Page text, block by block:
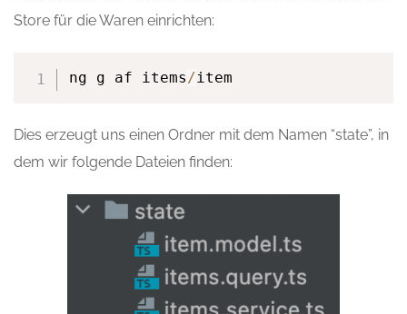
Store für die Waren einrichten:
ng g af items /item
Dies erzeugt uns einen Ordner mit dem Namen “state”, in
dem wir folgende Dateien finden: